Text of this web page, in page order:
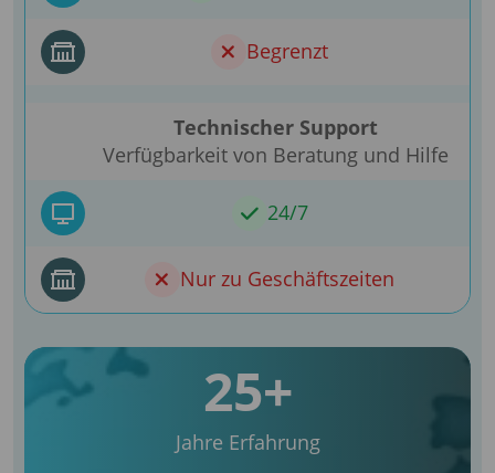
Begrenzt
Technischer Support
Verfügbarkeit von Beratung und Hilfe
24/7
Nur zu Geschäftszeiten
25+
Jahre Erfahrung